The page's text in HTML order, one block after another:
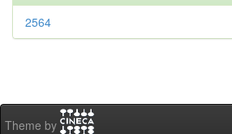
2564
Theme by